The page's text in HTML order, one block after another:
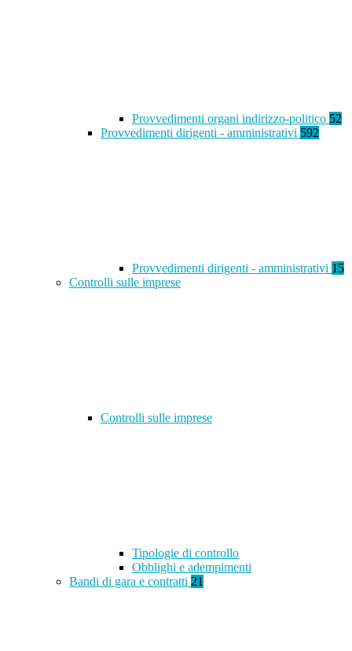
Provvedimenti organi indirizzo-politico 52
Provvedimenti dirigenti - amministrativi 592
Provvedimenti dirigenti - amministrativi 15
Controlli sulle imprese
Controlli sulle imprese
Tipologie di controllo
Obblighi e adempimenti
Bandi di gara e contratti 21